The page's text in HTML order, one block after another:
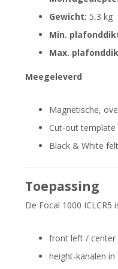
Gewicht: 5,3 kg
Min.
Max.
Meegeleverd
Magnetische,
Cut-out template
Black & White
Toepassing
De Focal 1000 ICLCR5
front left / center
height-kanalen